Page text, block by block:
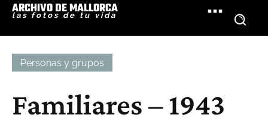
ARCHIVO DE MALLORCA
las fotos de tu vida
Personas y grupos
Familiares – 1943